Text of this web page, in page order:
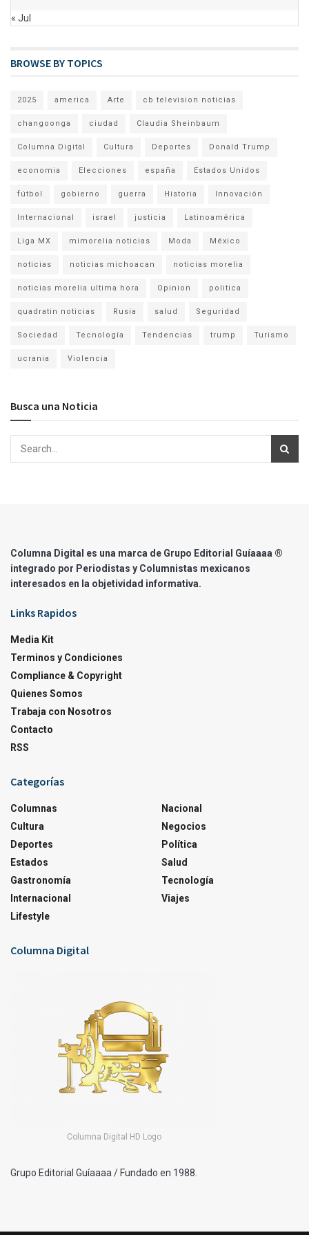
« Jul
BROWSE BY TOPICS
2025 america Arte cb television noticias
changoonga ciudad Claudia Sheinbaum
Columna Digital Cultura Deportes Donald Trump
economia Elecciones españa Estados Unidos
fútbol gobierno guerra Historia Innovación
Internacional israel justicia Latinoamérica
Liga MX mimorelia noticias Moda México
noticias noticias michoacan noticias morelia
noticias morelia ultima hora Opinion politica
quadratin noticias Rusia salud Seguridad
Sociedad Tecnología Tendencias trump Turismo
ucrania Violencia
Busca una Noticia
Columna Digital es una marca de Grupo Editorial Guíaaaa ®
integrado por Periodistas y Columnistas mexicanos
interesados en la objetividad informativa.
Links Rapidos
Media Kit
Terminos y Condiciones
Compliance & Copyright
Quienes Somos
Trabaja con Nosotros
Contacto
RSS
Categorías
Columnas
Cultura
Deportes
Estados
Gastronomía
Internacional
Lifestyle
Nacional
Negocios
Política
Salud
Tecnología
Viajes
Columna Digital
Columna Digital HD Logo
Grupo Editorial Guíaaaa / Fundado en 1988.